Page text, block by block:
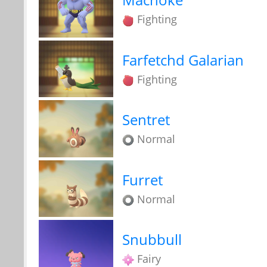
Fighting
Farfetchd Galarian
Fighting
Sentret
Normal
Furret
Normal
Snubbull
Fairy